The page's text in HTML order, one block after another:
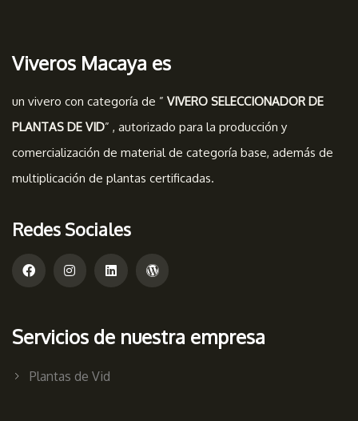
Viveros Macaya es
un vivero con categoría de ” VIVERO SELECCIONADOR DE
PLANTAS DE VID” , autorizado para la producción y
comercialización de material de categoría base, además de
multiplicación de plantas certificadas.
Redes Sociales
Servicios de nuestra empresa
Plantas de Vid